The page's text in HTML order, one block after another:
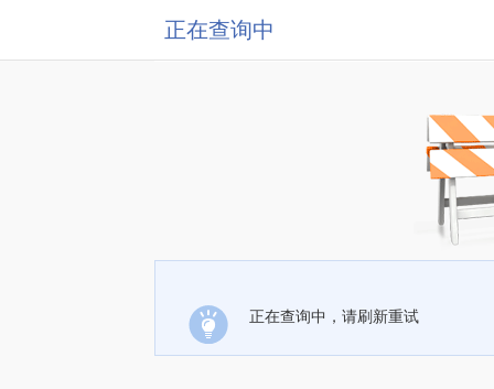
正在查询中
正在查询中，请刷新重试